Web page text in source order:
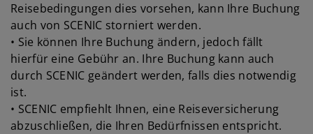
Reisebedingungen dies vorsehen, kann Ihre Buchung
auch von SCENIC storniert werden.
• Sie können Ihre Buchung ändern, jedoch fällt
hierfür eine Gebühr an. Ihre Buchung kann auch
durch SCENIC geändert werden, falls dies notwendig
ist.
• SCENIC empfiehlt Ihnen, eine Reiseversicherung
abzuschließen, die Ihren Bedürfnissen entspricht.